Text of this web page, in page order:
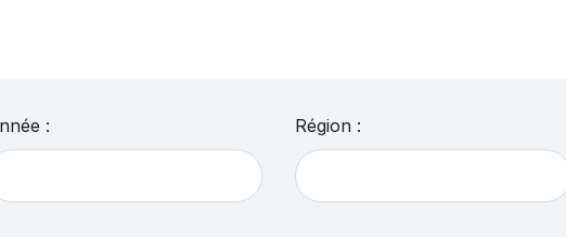
: Région :